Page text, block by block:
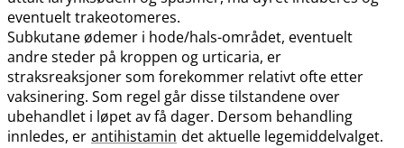
eventuelt trakeotomeres.
Subkutane ødemer i hode​/​hals-området, eventuelt
andre steder på kroppen og urticaria, er
straksreaksjoner som forekommer relativt ofte etter
vaksinering. Som regel går disse tilstandene over
ubehandlet i løpet av få dager. Dersom behandling
innledes, er antihistamin det aktuelle legemiddelvalget.